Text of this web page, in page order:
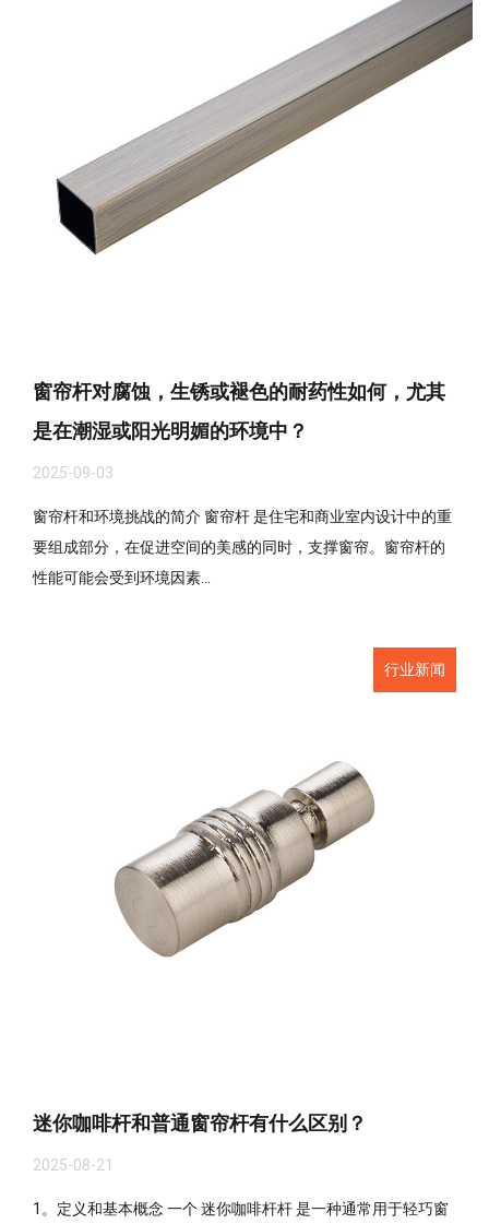
窗帘杆对腐蚀，生锈或褪色的耐药性如何，尤其
是在潮湿或阳光明媚的环境中？
2025-09-03
窗帘杆和环境挑战的简介 窗帘杆 是住宅和商业室内设计中的重
要组成部分，在促进空间的美感的同时，支撑窗帘。窗帘杆的
性能可能会受到环境因素...
行业新闻
迷你咖啡杆和普通窗帘杆有什么区别？
2025-08-21
1。定义和基本概念 一个 迷你咖啡杆杆 是一种通常用于轻巧窗